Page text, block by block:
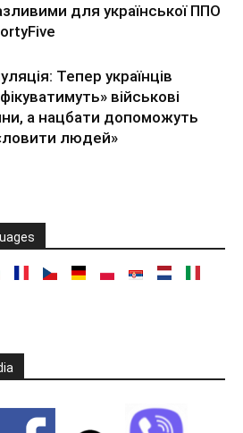
для української ППО
Тепер українців
військові
а нацбати допоможуть
людей»